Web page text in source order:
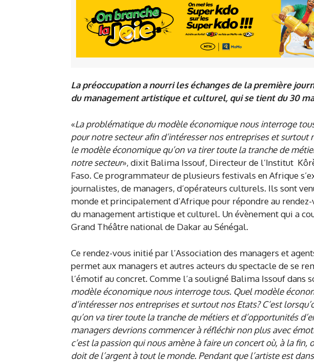
La préoccupation a nourri les échanges de la première
du management artistique et culturel, qui se tient du 30
«La problématique du modèle économique nous interroge
pour notre secteur afin d’intéresser nos entreprises et surtout
le modèle économique qu’on va tirer toute la tranche de
notre secteur», dixit Balima Issouf, Directeur de l’Institut
Faso. Ce programmateur de plusieurs festivals en Afrique
journalistes, de managers, d’opérateurs culturels. Ils sont
monde et principalement d’Afrique pour répondre au
du management artistique et culturel. Un évènement qui a
Grand Théâtre national de Dakar au Sénégal.
Ce rendez-vous initié par l’Association des managers et
permet aux managers et autres acteurs du spectacle de se
l’émotif au concret. Comme l’a souligné Balima Issouf dans
modèle économique nous interroge tous. Quel modèle
d’intéresser nos entreprises et surtout nos Etats? C’est
qu’on va tirer toute la tranche de métiers et d’opportunités
managers devrions commencer à réfléchir non plus avec
c’est la passion qui nous amène à faire un concert où, à la fin,
doit de l’argent à tout le monde. Pendant que l’artiste est